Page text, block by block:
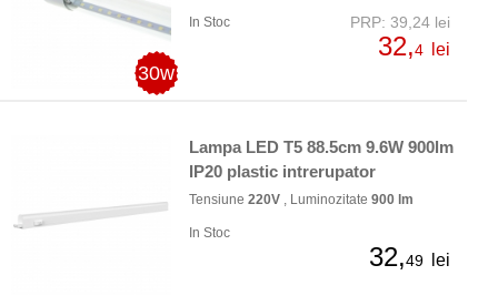
30w
In Stoc PRP: 39,24 lei
32,4 lei
Lampa LED T5 88.5cm 9.6W 900lm
IP20 plastic intrerupator
Tensiune 220V , Luminozitate 900 lm
In Stoc
32,49 lei